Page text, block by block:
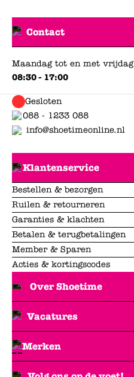
Contact
Maandag tot en met vrijdag
08:30 - 17:00
Gesloten
088 - 1233 088
info@shoetimeonline.nl
Klantenservice
Bestellen & bezorgen
Ruilen & retourneren
Garanties & klachten
Betalen & terugbetalingen
Member & Sparen
Acties & kortingscodes
Over Shoetime
Vacatures
Merken